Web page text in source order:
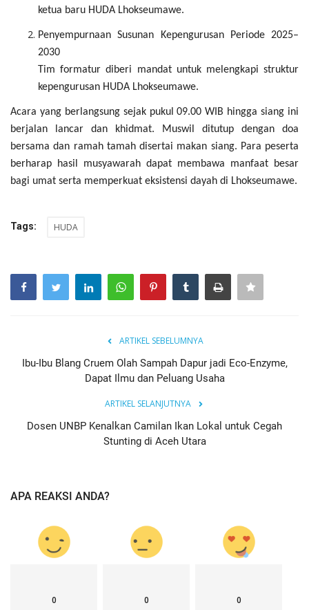
ketua baru HUDA Lhokseumawe.
Penyempurnaan Susunan Kepengurusan Periode 2025–
2030
Tim formatur diberi mandat untuk melengkapi struktur
kepengurusan HUDA Lhokseumawe.
Acara yang berlangsung sejak pukul 09.00 WIB hingga siang ini
berjalan lancar dan khidmat. Muswil ditutup dengan doa
bersama dan ramah tamah disertai makan siang. Para peserta
berharap hasil musyawarah dapat membawa manfaat besar
bagi umat serta memperkuat eksistensi dayah di Lhokseumawe.
Tags: HUDA
ARTIKEL SEBELUMNYA
Ibu-Ibu Blang Cruem Olah Sampah Dapur jadi Eco-Enzyme,
Dapat Ilmu dan Peluang Usaha
ARTIKEL SELANJUTNYA
Dosen UNBP Kenalkan Camilan Ikan Lokal untuk Cegah
Stunting di Aceh Utara
APA REAKSI ANDA?
0 0 0